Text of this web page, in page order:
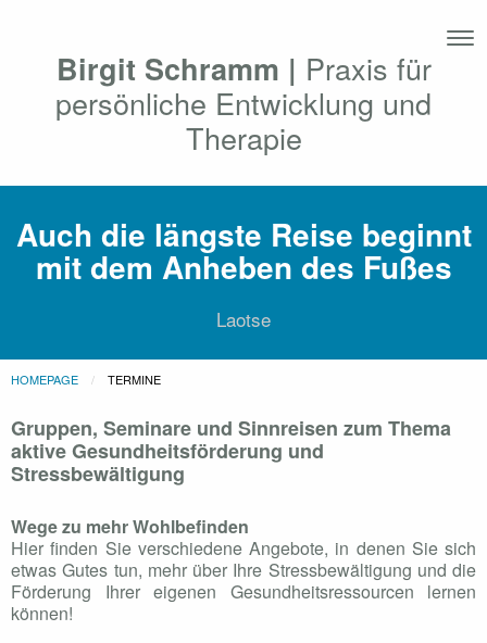
Birgit Schramm | Praxis für
persönliche Entwicklung und
Therapie
Auch die längste Reise beginnt
mit dem Anheben des Fußes
Laotse
HOMEPAGE CURRENT:
TERMINE
Gruppen, Seminare und Sinnreisen zum Thema
aktive Gesundheitsförderung und
Stressbewältigung
Wege zu mehr Wohlbefinden
Hier finden Sie verschiedene Angebote, in denen Sie sich
etwas Gutes tun, mehr über Ihre Stressbewältigung und die
Förderung Ihrer eigenen Gesundheitsressourcen lernen
können!